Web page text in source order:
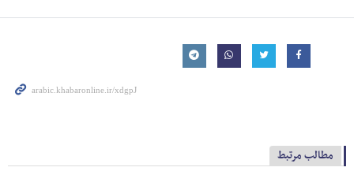
مطالب مرتبط